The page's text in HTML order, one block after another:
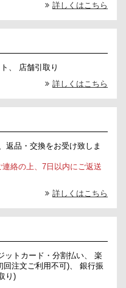
詳しくはこちら
、 店舗引取り
詳しくはこちら
返品・交換をお受け致しま
絡の上、7日以内にご返送
詳しくはこちら
ットカード・分割払い、 楽
注文ご利用不可)、 銀行振
り)